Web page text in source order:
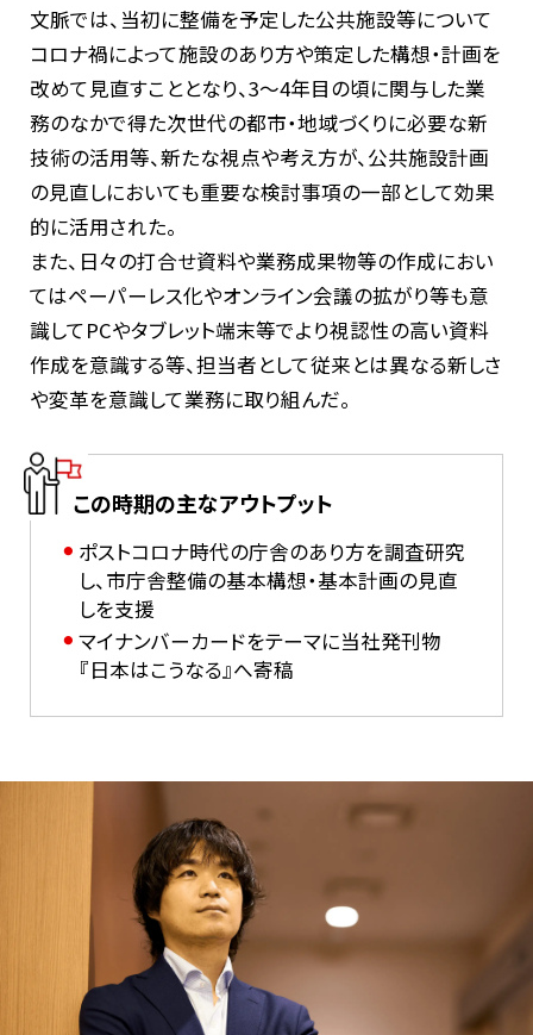
文脈では、当初に整備を予定した公共施設等について
コロナ禍によって施設のあり方や策定した構想・計画を
改めて見直すこととなり、3〜4年目の頃に関与した業
務のなかで得た次世代の都市・地域づくりに必要な新
技術の活用等、新たな視点や考え方が、公共施設計画
の見直しにおいても重要な検討事項の一部として効果
的に活用された。
また、日々の打合せ資料や業務成果物等の作成におい
てはペーパーレス化やオンライン会議の拡がり等も意
識してPCやタブレット端末等でより視認性の高い資料
作成を意識する等、担当者として従来とは異なる新しさ
や変革を意識して業務に取り組んだ。
この時期の主なアウトプット
ポストコロナ時代の庁舎のあり方を調査研究
し、市庁舎整備の基本構想・基本計画の見直
しを支援
マイナンバーカードをテーマに当社発刊物
『日本はこうなる』へ寄稿